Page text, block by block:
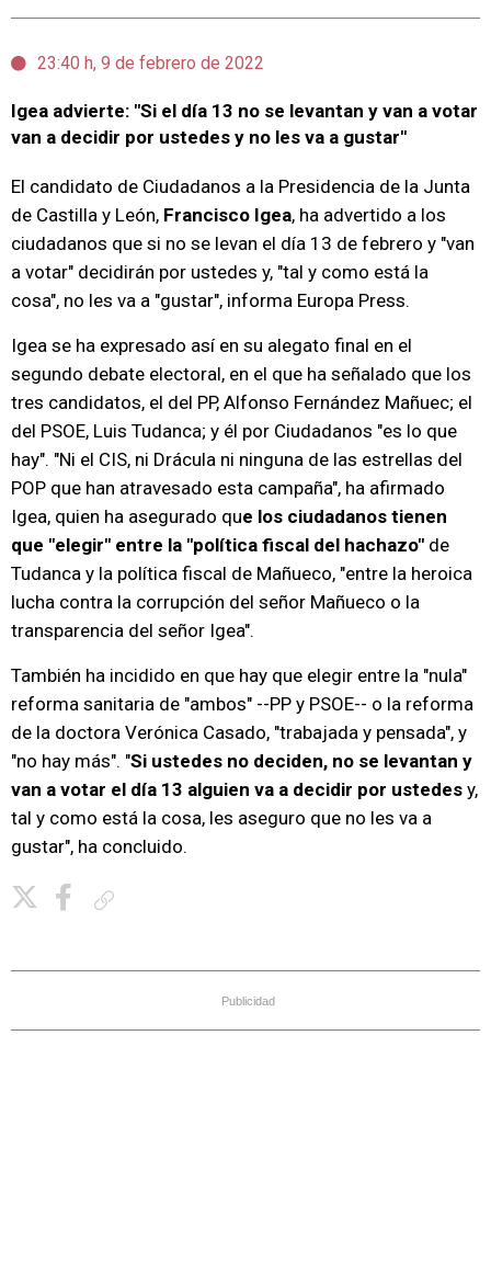
23:40 h, 9 de febrero de 2022
Igea advierte: "Si el día 13 no se levantan y van a votar
van a decidir por ustedes y no les va a gustar"
El candidato de Ciudadanos a la Presidencia de la Junta
de Castilla y León, Francisco Igea, ha advertido a los
ciudadanos que si no se levan el día 13 de febrero y "van
a votar" decidirán por ustedes y, "tal y como está la
cosa", no les va a "gustar", informa Europa Press.
Igea se ha expresado así en su alegato final en el
segundo debate electoral, en el que ha señalado que los
tres candidatos, el del PP, Alfonso Fernández Mañuec; el
del PSOE, Luis Tudanca; y él por Ciudadanos "es lo que
hay". "Ni el CIS, ni Drácula ni ninguna de las estrellas del
POP que han atravesado esta campaña", ha afirmado
Igea, quien ha asegurado que los ciudadanos tienen
que "elegir" entre la "política fiscal del hachazo" de
Tudanca y la política fiscal de Mañueco, "entre la heroica
lucha contra la corrupción del señor Mañueco o la
transparencia del señor Igea".
También ha incidido en que hay que elegir entre la "nula"
reforma sanitaria de "ambos" --PP y PSOE-- o la reforma
de la doctora Verónica Casado, "trabajada y pensada", y
"no hay más". "Si ustedes no deciden, no se levantan y
van a votar el día 13 alguien va a decidir por ustedes y,
tal y como está la cosa, les aseguro que no les va a
gustar", ha concluido.
Publicidad